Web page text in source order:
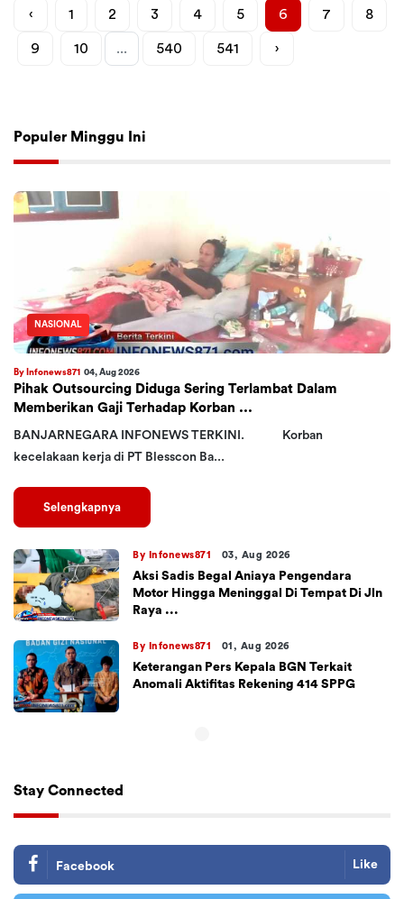
‹ 1 2 3 4 5 6 7 8
9 10 ... 540 541 ›
Populer Minggu Ini
NASIONAL
By Infonews871 04, Aug 2026
Pihak Outsourcing Diduga Sering Terlambat Dalam
Memberikan Gaji Terhadap Korban ...
BANJARNEGARA INFONEWS TERKINI. Korban
kecelakaan kerja di PT Blesscon Ba...
Selengkapnya
By Infonews871 03, Aug 2026
Aksi Sadis Begal Aniaya Pengendara
Motor Hingga Meninggal Di Tempat Di Jln
Raya ...
By Infonews871 01, Aug 2026
Keterangan Pers Kepala BGN Terkait
Anomali Aktifitas Rekening 414 SPPG
Stay Connected
Facebook Like